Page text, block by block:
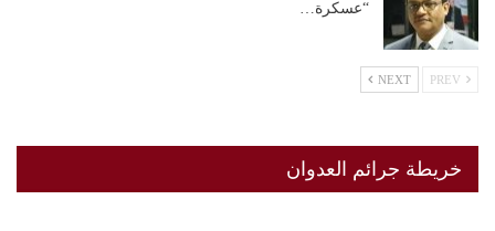
“عسكرة…
NEXT
خريطة جرائم العدوان